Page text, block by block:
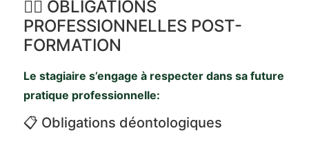
📜‍⚕️ OBLIGATIONS
PROFESSIONNELLES POST-
FORMATION
Le stagiaire s’engage à respecter dans sa future
pratique professionnelle:
📋 Obligations déontologiques